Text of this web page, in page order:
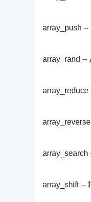
array_push --
array_rand --
array_reduce
array_search
array_shift --